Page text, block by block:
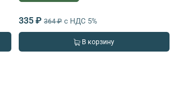
335 ₽ 364 ₽ с НДС 5%
В корзину